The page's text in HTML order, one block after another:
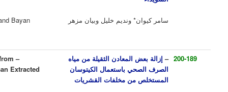
ونديم خليل وبيان مزهر
Samer Kiwan*, Nadim Khalil and Bayan
المعادن الثقيلة من مياه
باستعمال الكيتوسان
من مخلفات القشريات
–
Removing of Heavy Metals from
Sewage Water Using Chitosan Extracted